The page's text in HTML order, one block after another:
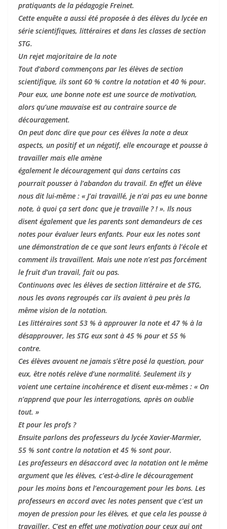
pratiquants de la pédagogie Freinet.
Cette enquête a aussi été proposée à des élèves du lycée en
série scientifiques, littéraires et dans les classes de section
STG.
Un rejet majoritaire de la note
Tout d’abord commençons par les élèves de section
scientifique, ils sont 60 % contre la notation et 40 % pour.
Pour eux, une bonne note est une source de motivation,
alors qu’une mauvaise est au contraire source de
découragement.
On peut donc dire que pour ces élèves la note a deux
aspects, un positif et un négatif, elle encourage et pousse à
travailler mais elle amène ­
éga­lement le découragement qui dans certains cas
pourrait pousser à l’abandon du travail. En effet un élève
nous dit lui-même : « J’ai travaillé, je n’ai pas eu une bonne
note, à quoi ça sert donc que je travaille ? ! ». Ils nous
disent également que les parents sont demandeurs de ces
notes pour évaluer leurs enfants. Pour eux les notes sont
une démonstration de ce que sont leurs enfants à l’école et
comment ils travaillent. Mais une note n’est pas forcément
le fruit d’un travail, fait ou pas.
Continuons avec les élèves de section littéraire et de STG,
nous les avons regroupés car ils avaient à peu près la
même vision de la notation.
Les littéraires sont 53 % à approuver la note et 47 % à la
désapprouver, les STG eux sont à 45 % pour et 55 %
contre.
Ces élèves avouent ne jamais s’être posé la question, pour
eux, être notés relève d’une normalité. Seulement ils y
voient une certaine incohérence et disent eux-mêmes : « On
n’apprend que pour les interrogations, après on oublie
tout. »
Et pour les profs ?
Ensuite parlons des professeurs du lycée Xavier-Marmier,
55 % sont contre la notation et 45 % sont pour.
Les professeurs en désaccord avec la notation ont le même
argument que les élèves, c’est-à-dire le découragement
pour les moins bons et l’encouragement pour les bons. Les
professeurs en accord avec les notes pensent que c’est un
moyen de pression pour les élèves, et que cela les pousse à
travailler. C’est en effet une motivation pour ceux qui ont